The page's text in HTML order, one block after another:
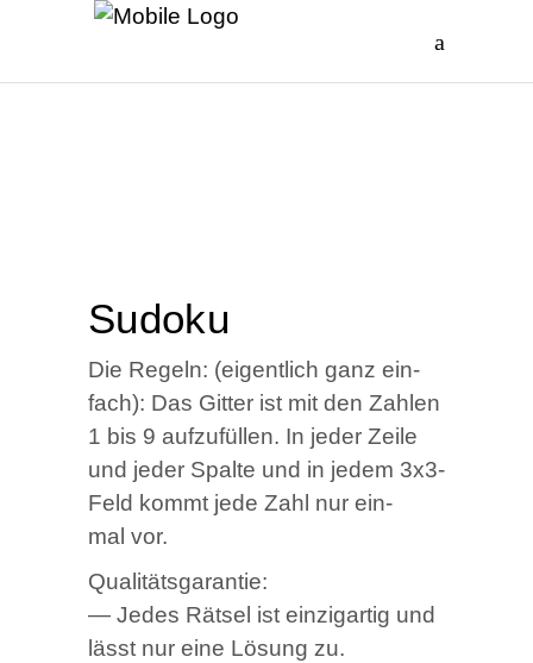
Sudo­ku
Die Regeln: (eigent­lich ganz ein­
fach): Das Git­ter ist mit den Zah­len
1 bis 9 auf­zu­fül­len. In jeder Zei­le
und jeder Spal­te und in jedem 3x3-
Feld kommt jede Zahl nur ein­
mal vor.
Qua­li­täts­ga­ran­tie:
— Jedes Rät­sel ist ein­zig­ar­tig und
lässt nur eine Lösung zu.